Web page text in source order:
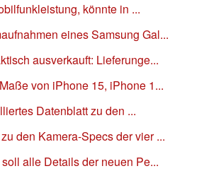
könnte in ...
eines Samsung Gal...
ausverkauft: Lieferunge...
von iPhone 15, iPhone 1...
Datenblatt zu den ...
den Kamera-Specs der vier ...
alle Details der neuen Pe...